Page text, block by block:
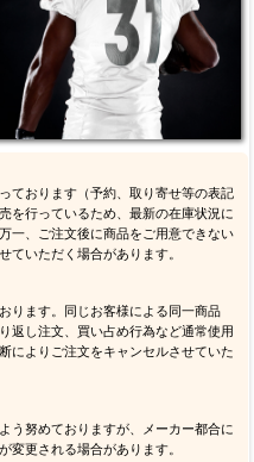
ております（予約、取り寄せ等の表記
を行っているため、最新の在庫状況に
一、ご注文後に商品をご用意できない
ていただく場合があります。
ります。同じお客様による同一商品
返し注文、買い占め行為など通常使用
によりご注文をキャンセルさせていた
う努めておりますが、メーカー都合に
変更される場合があります。